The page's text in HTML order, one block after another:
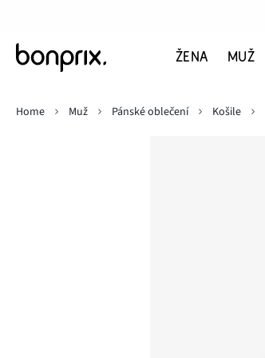
ŽENA MUŽ
Home
Muž Pánské oblečení Košile